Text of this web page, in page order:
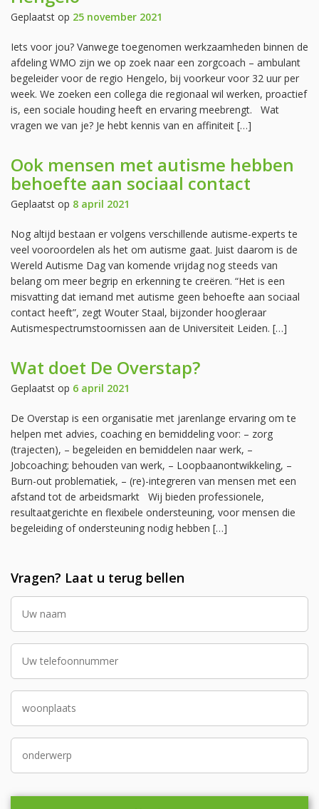
Geplaatst op 25 november 2021
Iets voor jou? Vanwege toegenomen werkzaamheden binnen de
afdeling WMO zijn we op zoek naar een zorgcoach – ambulant
begeleider voor de regio Hengelo, bij voorkeur voor 32 uur per
week. We zoeken een collega die regionaal wil werken, proactief
is, een sociale houding heeft en ervaring meebrengt. Wat
vragen we van je? Je hebt kennis van en affiniteit […]
Ook mensen met autisme hebben
behoefte aan sociaal contact
Geplaatst op 8 april 2021
Nog altijd bestaan er volgens verschillende autisme-experts te
veel vooroordelen als het om autisme gaat. Juist daarom is de
Wereld Autisme Dag van komende vrijdag nog steeds van
belang om meer begrip en erkenning te creëren. “Het is een
misvatting dat iemand met autisme geen behoefte aan sociaal
contact heeft”, zegt Wouter Staal, bijzonder hoogleraar
Autismespectrumstoornissen aan de Universiteit Leiden. […]
Wat doet De Overstap?
Geplaatst op 6 april 2021
De Overstap is een organisatie met jarenlange ervaring om te
helpen met advies, coaching en bemiddeling voor: – zorg
(trajecten), – begeleiden en bemiddelen naar werk, –
Jobcoaching; behouden van werk, – Loopbaanontwikkeling, –
Burn-out problematiek, – (re)-integreren van mensen met een
afstand tot de arbeidsmarkt Wij bieden professionele,
resultaatgerichte en flexibele ondersteuning, voor mensen die
begeleiding of ondersteuning nodig hebben […]
Vragen? Laat u terug bellen